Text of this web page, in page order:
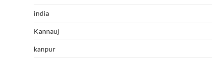
india
Kannauj
kanpur